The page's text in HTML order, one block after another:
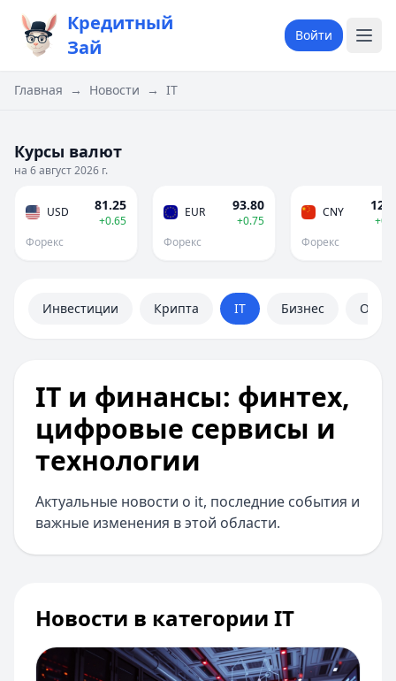
Кредитный
Зай
Войти
Главная → Новости → IT
Курсы валют
на 6 август 2026 г.
USD 81.25
+0.65
Форекс
EUR 93.80
+0.75
Форекс
CNY
Форекс
Инвестиции Крипта IT Бизнес
IT и финансы: финтех,
цифровые сервисы и
технологии
Актуальные новости о it, последние события и
важные изменения в этой области.
Новости в категории IT